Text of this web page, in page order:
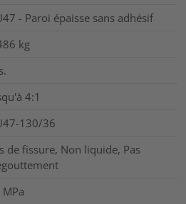
- Paroi épaisse sans adhésif
kg
4:1
130/36
de fissure, Non liquide, Pas
MPa